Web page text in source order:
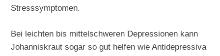
Stresssymptomen.
Bei leichten bis mittelschweren Depressionen kann
Johanniskraut sogar so gut helfen wie Antidepressiva